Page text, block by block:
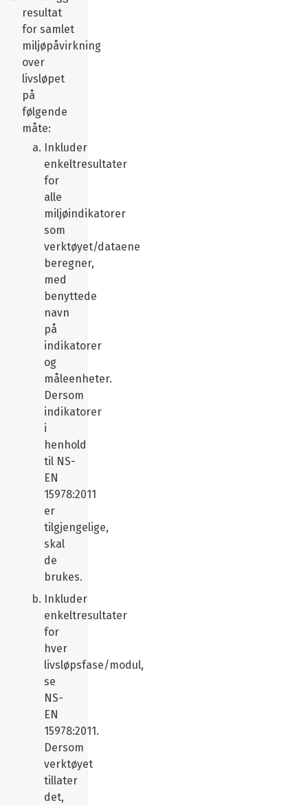
resultat
for samlet
miljøpåvirkning
over
livsløpet
på
følgende
måte:
Inkluder
enkeltresultater
for
alle
miljøindikatorer
som
verktøyet/dataene
beregner,
med
benyttede
navn
på
indikatorer
og
måleenheter.
Dersom
indikatorer
i
henhold
til NS-
EN
15978:2011
er
tilgjengelige,
skal
de
brukes.
Inkluder
enkeltresultater
for
hver
livsløpsfase/modul,
se
NS-
EN
15978:2011.
Dersom
verktøyet
tillater
det,